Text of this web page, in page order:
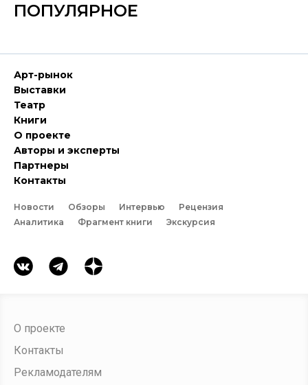
ПОПУЛЯРНОЕ
Арт-рынок
Выставки
Театр
Книги
О проекте
Авторы и эксперты
Партнеры
Контакты
Новости Обзоры Интервью
Рецензия
Аналитика
Фрагмент книги Экскурсия
О проекте
Контакты
Рекламодателям